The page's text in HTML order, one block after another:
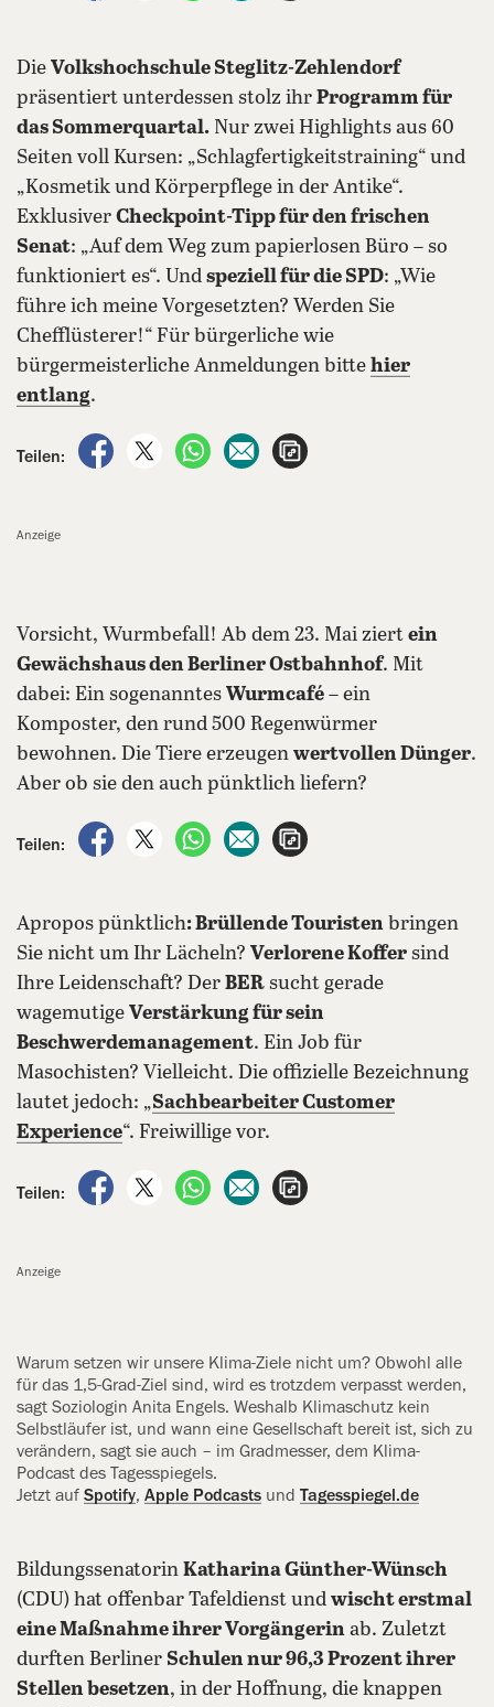
Die Volkshochschule Steglitz-Zehlendorf
präsentiert unterdessen stolz ihr Programm für
das Sommerquartal. Nur zwei Highlights aus 60
Seiten voll Kursen: „Schlagfertigkeitstraining“ und
„Kosmetik und Körperpflege in der Antike“.
Exklusiver Checkpoint-Tipp für den frischen
Senat: „Auf dem Weg zum papierlosen Büro – so
funktioniert es“. Und speziell für die SPD: „Wie
führe ich meine Vorgesetzten? Werden Sie
Chefflüsterer!“ Für bürgerliche wie
bürgermeisterliche Anmeldungen bitte hier
entlang.
Teilen:
auf Facebook teilen
auf X teilenper WhatsApp teilen
per E-Mail teilen
Anzeige
Vorsicht, Wurmbefall! Ab dem 23. Mai ziert ein
Gewächshaus den Berliner Ostbahnhof. Mit
dabei: Ein sogenanntes Wurmcafé – ein
Komposter, den rund 500 Regenwürmer
bewohnen. Die Tiere erzeugen wertvollen Dünger.
Aber ob sie den auch pünktlich liefern?
Teilen:
auf Facebook teilen
auf X teilenper WhatsApp teilen
per E-Mail teilen
Apropos pünktlich: Brüllende Touristen bringen
Sie nicht um Ihr Lächeln? Verlorene Koffer sind
Ihre Leidenschaft? Der BER sucht gerade
wagemutige Verstärkung für sein
Beschwerdemanagement. Ein Job für
Masochisten? Vielleicht. Die offizielle Bezeichnung
lautet jedoch: „Sachbearbeiter Customer
Experience“. Freiwillige vor.
Teilen:
auf Facebook teilen
auf X teilenper WhatsApp teilen
per E-Mail teilen
Anzeige
Warum setzen wir unsere Klima-Ziele nicht um? Obwohl alle
für das 1,5-Grad-Ziel sind, wird es trotzdem verpasst werden,
sagt Soziologin Anita Engels. Weshalb Klimaschutz kein
Selbstläufer ist, und wann eine Gesellschaft bereit ist, sich zu
verändern, sagt sie auch – im Gradmesser, dem Klima-
Podcast des Tagesspiegels.
Jetzt auf Spotify, ‍Apple Podcasts und Tagesspiegel.de
Bildungssenatorin Katharina Günther-Wünsch
(CDU) hat offenbar Tafeldienst und wischt erstmal
eine Maßnahme ihrer Vorgängerin ab. Zuletzt
durften Berliner Schulen nur 96,3 Prozent ihrer
Stellen besetzen, in der Hoffnung, die knappen